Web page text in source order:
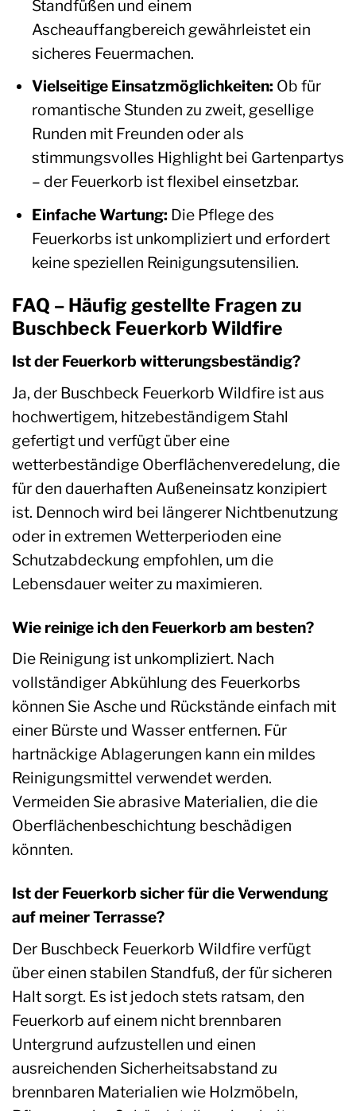
Standfüßen und einem
Ascheauffangbereich gewährleistet ein
sicheres Feuermachen.
Vielseitige Einsatzmöglichkeiten: Ob für
romantische Stunden zu zweit, gesellige
Runden mit Freunden oder als
stimmungsvolles Highlight bei Gartenpartys
– der Feuerkorb ist flexibel einsetzbar.
Einfache Wartung: Die Pflege des
Feuerkorbs ist unkompliziert und erfordert
keine speziellen Reinigungsutensilien.
FAQ – Häufig gestellte Fragen zu
Buschbeck Feuerkorb Wildfire
Ist der Feuerkorb witterungsbeständig?
Ja, der Buschbeck Feuerkorb Wildfire ist aus
hochwertigem, hitzebeständigem Stahl
gefertigt und verfügt über eine
wetterbeständige Oberflächenveredelung, die
für den dauerhaften Außeneinsatz konzipiert
ist. Dennoch wird bei längerer Nichtbenutzung
oder in extremen Wetterperioden eine
Schutzabdeckung empfohlen, um die
Lebensdauer weiter zu maximieren.
Wie reinige ich den Feuerkorb am besten?
Die Reinigung ist unkompliziert. Nach
vollständiger Abkühlung des Feuerkorbs
können Sie Asche und Rückstände einfach mit
einer Bürste und Wasser entfernen. Für
hartnäckige Ablagerungen kann ein mildes
Reinigungsmittel verwendet werden.
Vermeiden Sie abrasive Materialien, die die
Oberflächenbeschichtung beschädigen
könnten.
Ist der Feuerkorb sicher für die Verwendung
auf meiner Terrasse?
Der Buschbeck Feuerkorb Wildfire verfügt
über einen stabilen Standfuß, der für sicheren
Halt sorgt. Es ist jedoch stets ratsam, den
Feuerkorb auf einem nicht brennbaren
Untergrund aufzustellen und einen
ausreichenden Sicherheitsabstand zu
brennbaren Materialien wie Holzmöbeln,